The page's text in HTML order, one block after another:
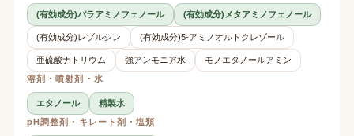
(有効成分)パラアミノフェノール (有効成分)メタアミノフェノール
(有効成分)レゾルシン (有効成分)5-アミノオルトクレゾール
亜硫酸ナトリウム 強アンモニア水
モノエタノールアミン
溶剤・噴射剤・水
エタノール
精製水
pH調整剤・キレート剤・塩類